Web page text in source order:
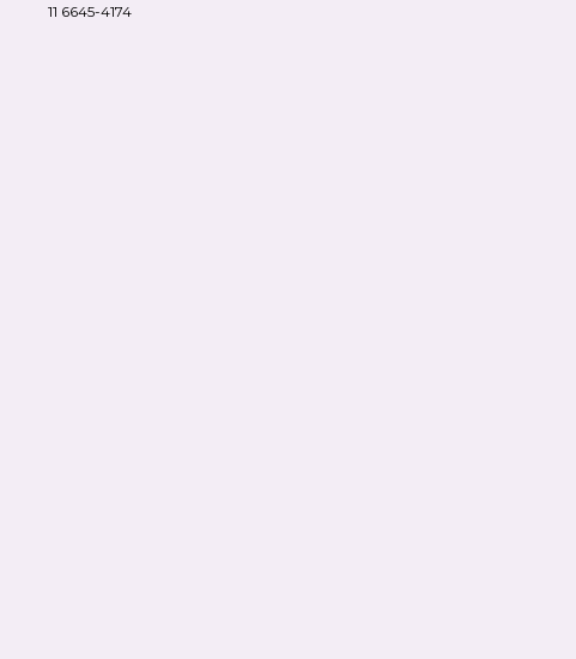
11 6645-4174